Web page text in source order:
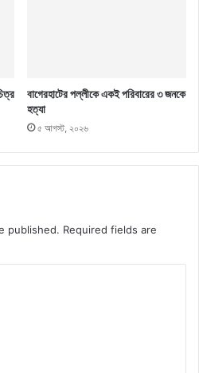
বাগেরহাটের পল্লীকে একই পরিবারের ৩ জনকে
হত্যা
৫ আগস্ট, ২০২৬
published. Required fields are